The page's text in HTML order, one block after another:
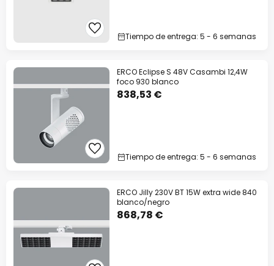
Tiempo de entrega: 5 - 6 semanas
ERCO Eclipse S 48V Casambi 12,4W
foco 930 blanco
838,53 €
Tiempo de entrega: 5 - 6 semanas
ERCO Jilly 230V BT 15W extra wide 840
blanco/negro
868,78 €